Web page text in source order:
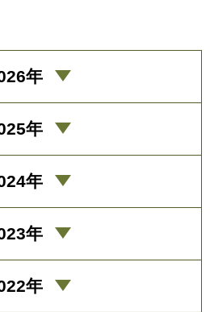
年
年
年
年
年